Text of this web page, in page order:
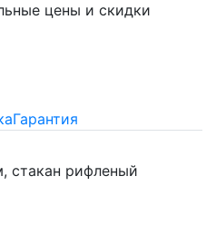
цены и скидки
Гарантия
стакан рифленый